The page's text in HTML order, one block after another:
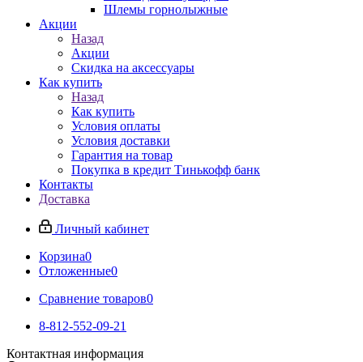
Шлемы горнолыжные
Акции
Назад
Акции
Скидка на аксессуары
Как купить
Назад
Как купить
Условия оплаты
Условия доставки
Гарантия на товар
Покупка в кредит Тинькофф банк
Контакты
Доставка
Личный кабинет
Корзина0
Отложенные0
Сравнение товаров0
8-812-552-09-21
Контактная информация